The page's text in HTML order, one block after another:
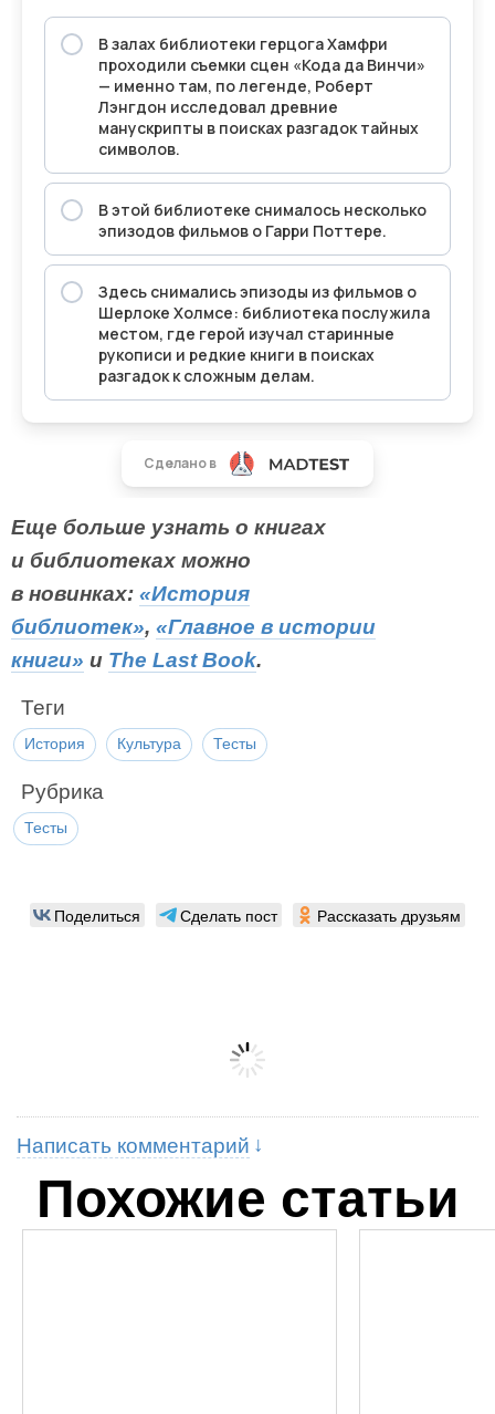
Еще больше узнать о книгах
и библиотеках можно
в новинках: «История
библиотек», «Главное в истории
книги» и The Last Book.
Теги
История Культура Тесты
Рубрика
Тесты
Поделиться Сделать пост Рассказать друзьям
Написать комментарий
Похожие статьи